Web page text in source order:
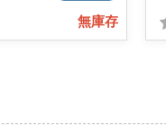
無庫存